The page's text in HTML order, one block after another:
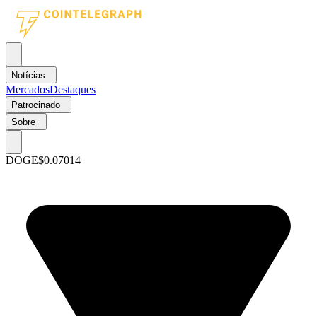
Notícias
MercadosDestaques
Patrocinado
Sobre
DOGE$0.07014